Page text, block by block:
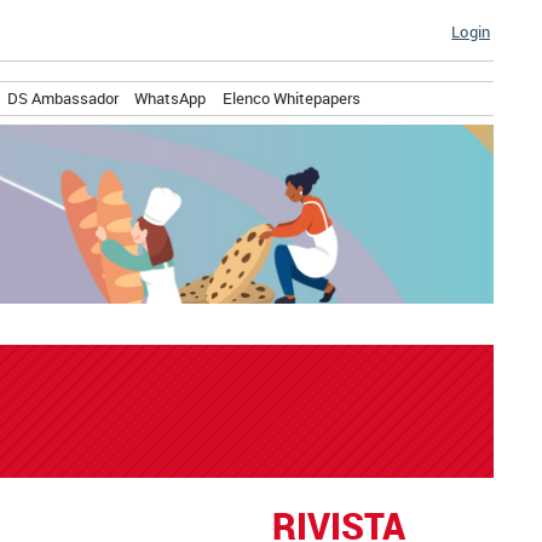
Login
DS Ambassador WhatsApp Elenco Whitepapers
RIVISTA